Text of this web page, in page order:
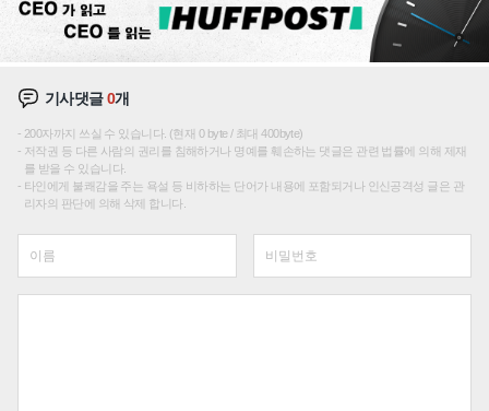
기사댓글0개
200자까지 쓰실 수 있습니다. (현재 0 byte / 최대 400byte)
저작권 등 다른 사람의 권리를 침해하거나 명예를 훼손하는 댓글은 관련 법률에 의해 제재
를 받을 수 있습니다.
타인에게 불쾌감을 주는 욕설 등 비하하는 단어가 내용에 포함되거나 인신공격성 글은 관
리자의 판단에 의해 삭제 합니다.